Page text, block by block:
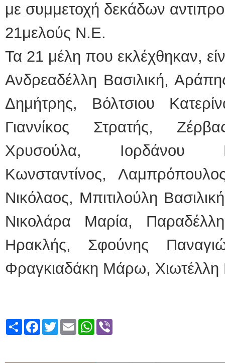
με συμμετοχή δεκάδων
21μελούς Ν.Ε.
Τα 21 μέλη που εκλέχθηκαν,
Ανδρεαδέλλη Βασιλική,
Δημήτρης, Βόλτσιου
Γιαννίκος Στρατής,
Χρυσούλα, Ιορδάνου
Κωνσταντίνος,
Νικόλαος, Μπιτιλούλη
Νικολάρα Μαρία,
Ηρακλής, Σφούνης
Φραγκιαδάκη Μάρω,
ShareFacebook
TwitterEmailWhatsApp